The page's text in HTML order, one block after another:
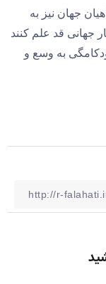
جهان نیز به
جهانی قد علم کنند
به وسع و